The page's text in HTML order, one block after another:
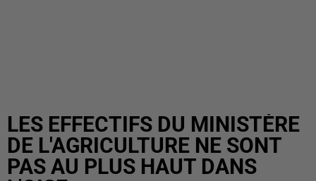
LES EFFECTIFS DU MINISTÈRE
DE L'AGRICULTURE NE SONT
PAS AU PLUS HAUT DANS